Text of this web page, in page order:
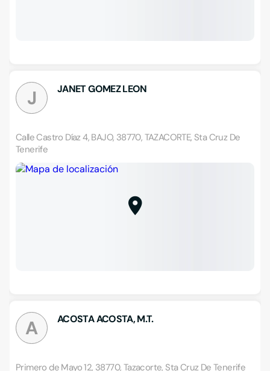
J JANET GOMEZ LEON
Calle Castro Díaz 4, BAJO, 38770, TAZACORTE, Sta Cruz De
Tenerife
A ACOSTA ACOSTA, M.T.
Primero de Mayo 12, 38770, Tazacorte, Sta Cruz De Tenerife